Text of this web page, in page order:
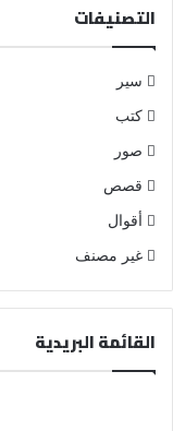
التصنيفات
سير
كتب
صور
قصص
أقوال
غير مصنف
القائمة البريدية